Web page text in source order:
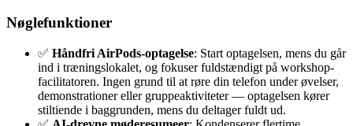
Nøglefunktioner
✅ Håndfri AirPods-optagelse: Start optagelsen, mens du går
ind i træningslokalet, og fokuser fuldstændigt på workshop-
facilitatoren. Ingen grund til at røre din telefon under øvelser,
demonstrationer eller gruppeaktiviteter — optagelsen kører
stiltiende i baggrunden, mens du deltager fuldt ud.